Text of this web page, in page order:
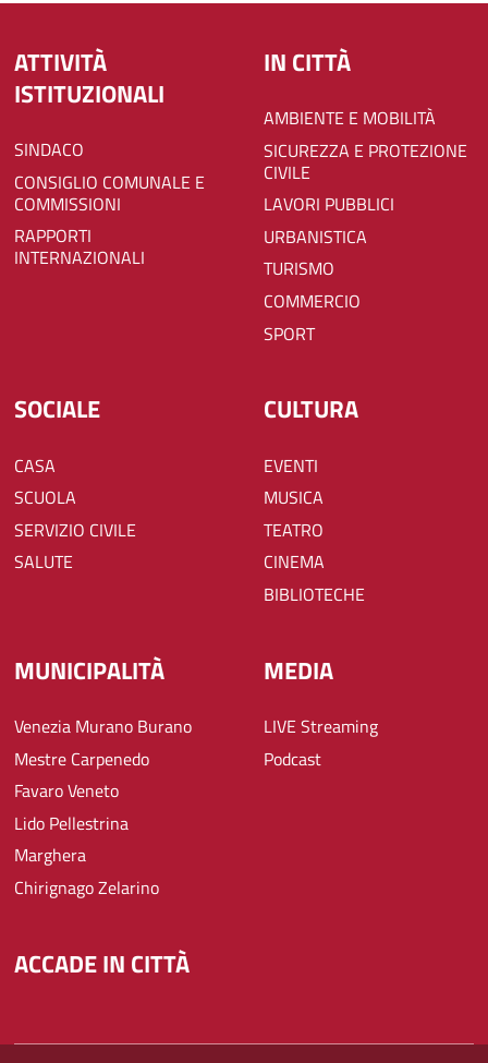
ATTIVITÀ
ISTITUZIONALI
SINDACO
CONSIGLIO COMUNALE E
COMMISSIONI
RAPPORTI
INTERNAZIONALI
IN CITTÀ
AMBIENTE E MOBILITÀ
SICUREZZA E PROTEZIONE
CIVILE
LAVORI PUBBLICI
URBANISTICA
TURISMO
COMMERCIO
SPORT
SOCIALE
CASA
SCUOLA
SERVIZIO CIVILE
SALUTE
CULTURA
EVENTI
MUSICA
TEATRO
CINEMA
BIBLIOTECHE
MUNICIPALITÀ
Venezia Murano Burano
Mestre Carpenedo
Favaro Veneto
Lido Pellestrina
Marghera
Chirignago Zelarino
MEDIA
LIVE Streaming
Podcast
ACCADE IN CITTÀ